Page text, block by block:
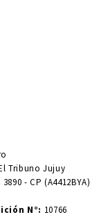
Tribuno Jujuy
- CP (A4412BYA)
N°: 10766